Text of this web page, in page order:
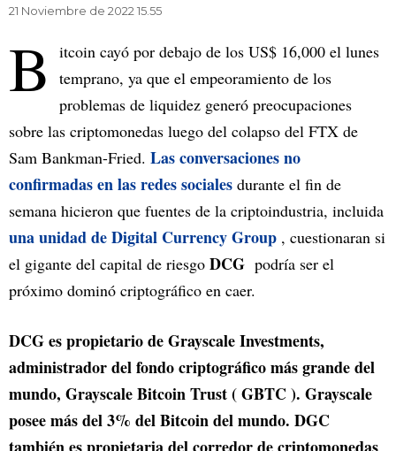
21 Noviembre de 2022 15.55
B
itcoin cayó por debajo de los US$ 16,000 el lunes
temprano, ya que el empeoramiento de los
problemas de liquidez generó preocupaciones
sobre las criptomonedas luego del colapso del FTX de
Sam Bankman-Fried. Las conversaciones no
confirmadas en las redes sociales durante el fin de
semana hicieron que fuentes de la criptoindustria, incluida
una unidad de Digital Currency Group , cuestionaran si
el gigante del capital de riesgo DCG podría ser el
próximo dominó criptográfico en caer.
DCG es propietario de Grayscale Investments,
administrador del fondo criptográfico más grande del
mundo, Grayscale Bitcoin Trust ( GBTC ). Grayscale
posee más del 3% del Bitcoin del mundo. DGC